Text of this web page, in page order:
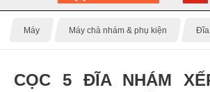
Máy Máy chà nhám & phụ kiện Đĩa
CỌC 5 ĐĨA NHÁM